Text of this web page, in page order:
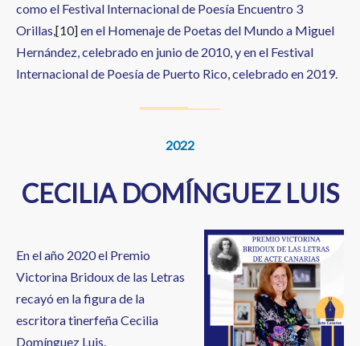
como el Festival Internacional de Poesía Encuentro 3
Orillas,[10]​ en el Homenaje de Poetas del Mundo a Miguel
Hernández, celebrado en junio de 2010, y en el Festival
Internacional de Poesía de Puerto Rico, celebrado en 2019.
2022
CECILIA DOMÍNGUEZ LUIS
En el año 2020 el Premio
Victorina Bridoux de las Letras
recayó en la figura de la
escritora tinerfeña Cecilia
Domínguez Luis.